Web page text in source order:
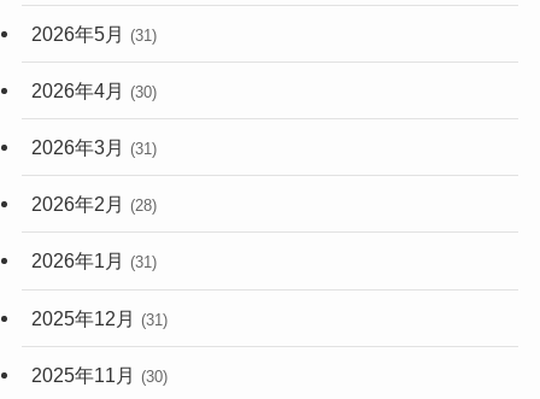
2026年5月 (31)
2026年4月 (30)
2026年3月 (31)
2026年2月 (28)
2026年1月 (31)
2025年12月 (31)
2025年11月 (30)